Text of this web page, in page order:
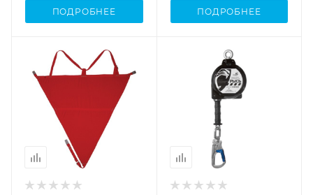
ПОДРОБНЕЕ ПОДРОБНЕЕ